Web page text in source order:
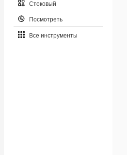
Стоковый
Посмотреть
Все инструменты